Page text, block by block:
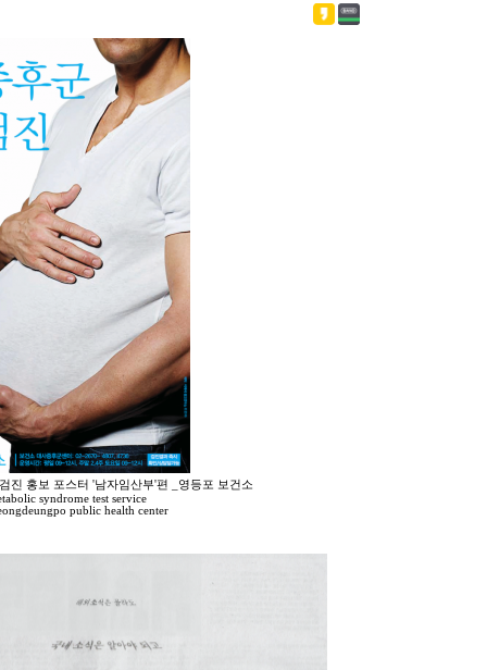
진 홍보 포스터 '남자임산부'편 _영등포 보건소
syndrome test service
public health center